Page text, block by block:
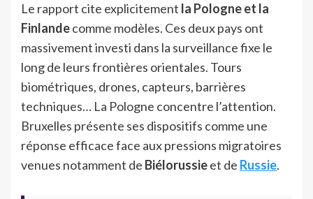
Le rapport cite explicitement la Pologne et la
Finlandecomme modèles. Ces deux pays ont
massivement investi dans la surveillance fixe le
long de leurs frontières orientales. Tours
biométriques, drones, capteurs, barrières
techniques… La Pologne concentre l’attention.
Bruxelles présente ses dispositifs comme une
réponse efficace face aux pressions migratoires
venues notamment de Biélorussieet de Russie.